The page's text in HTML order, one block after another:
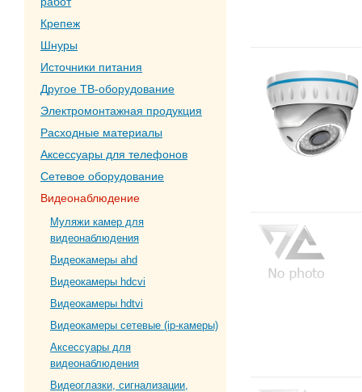
Крепеж
Шнуры
Источники питания
Другое ТВ-оборудование
Электромонтажная продукция
Расходные материалы
Аксессуары для телефонов
Сетевое оборудование
Видеонаблюдение
Муляжи камер для
видеонаблюдения
Видеокамеры ahd
Видеокамеры hdcvi
Видеокамеры hdtvi
Видеокамеры сетевые (ip-камеры)
Аксессуары для
видеонаблюдения
Видеоглазки, сигнализации,